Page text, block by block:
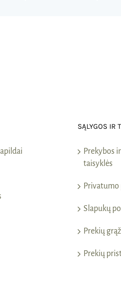
SĄLYGOS IR
Prekybos
taisyklės
Slapukų
Prekių
Prekių